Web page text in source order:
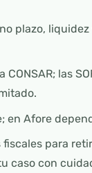
plazo,
las
en Afore
para
caso con